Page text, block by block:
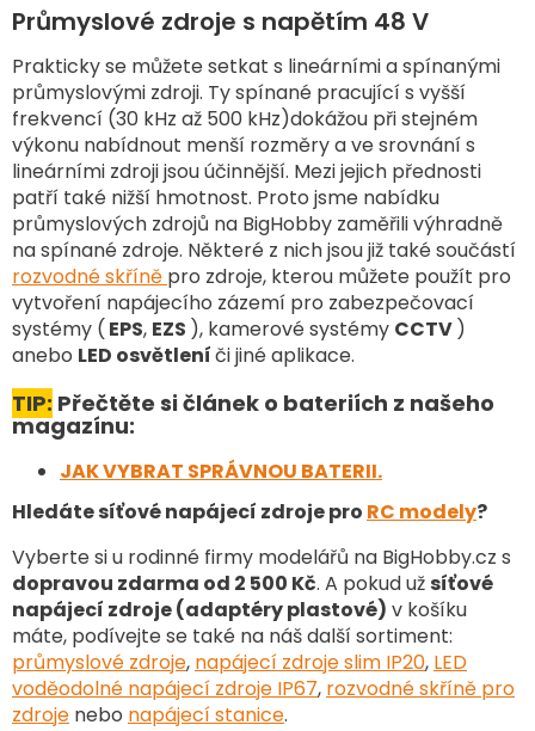
l
á
d
a
c
í
p
r
v
k
y
v
ý
p
i
s
Průmyslové zdroje s napětím 48 V
Prakticky se můžete setkat s lineárními a spínanými
průmyslovými zdroji. Ty spínané pracující s vyšší
frekvencí (30 kHz až 500 kHz)dokážou při stejném
výkonu nabídnout menší rozměry a ve srovnání s
lineárními zdroji jsou účinnější. Mezi jejich přednosti
patří také nižší hmotnost. Proto jsme nabídku
průmyslových zdrojů na BigHobby zaměřili výhradně
na spínané zdroje. Některé z nich jsou již také součástí
rozvodné skříně pro zdroje, kterou můžete použít pro
vytvoření napájecího zázemí pro zabezpečovací
systémy ( EPS, EZS ), kamerové systémy CCTV )
anebo LED osvětleníči jiné aplikace.
TIP: Přečtěte si článek o bateriích z našeho
magazínu:
JAK VYBRAT SPRÁVNOU BATERII.
Hledáte síťové napájecí zdroje pro RC modely?
Vyberte si u rodinné firmy modelářů na BigHobby.cz s
dopravou zdarma od 2 500 Kč. A pokud už síťové
napájecí zdroje (adaptéry plastové) v košíku
máte, podívejte se také na náš další sortiment:
průmyslové zdroje, napájecí zdroje slim IP20, LED
voděodolné napájecí zdroje IP67, rozvodné skříně pro
zdroje nebo napájecí stanice.